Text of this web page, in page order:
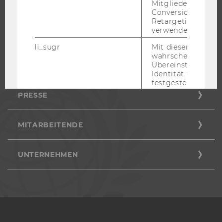
STUDIERENDE
PRESSE
MITARBEITENDE
UNTERNEHMEN
Conversion-
Retargeting und
verwendet wird.
li_sugr
Mit diesem
Identität eines
festgestellt.
U
Bei diesem
sich um eine
über Google Ads
BizographicsOptOut
Mit diesem